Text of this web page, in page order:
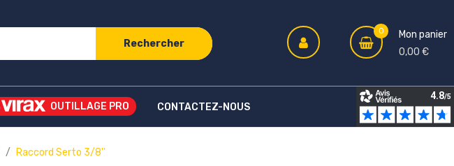
Rechercher
0
Mon panier
0,00 €
CONTACTEZ-NOUS
Raccord Serto 3/8''